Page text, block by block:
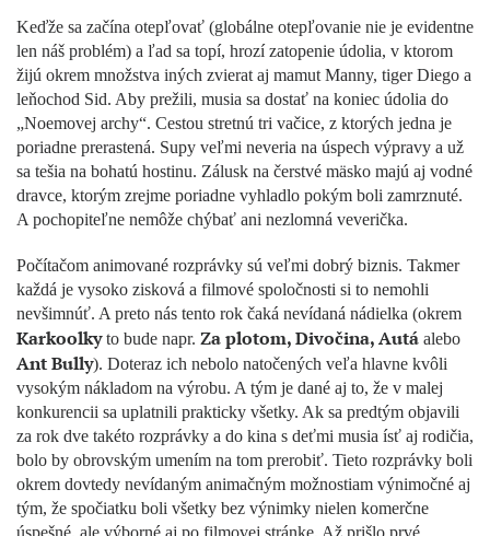
Keďže sa začína otepľovať (globálne otepľovanie nie je evidentne
len náš problém) a ľad sa topí, hrozí zatopenie údolia, v ktorom
žijú okrem množstva iných zvierat aj mamut Manny, tiger Diego a
leňochod Sid. Aby prežili, musia sa dostať na koniec údolia do
„Noemovej archy“. Cestou stretnú tri vačice, z ktorých jedna je
poriadne prerastená. Supy veľmi neveria na úspech výpravy a už
sa tešia na bohatú hostinu. Zálusk na čerstvé mäsko majú aj vodné
dravce, ktorým zrejme poriadne vyhladlo pokým boli zamrznuté.
A pochopiteľne nemôže chýbať ani nezlomná veverička.
Počítačom animované rozprávky sú veľmi dobrý biznis. Takmer
každá je vysoko zisková a filmové spoločnosti si to nemohli
nevšimnúť. A preto nás tento rok čaká nevídaná nádielka (okrem
Karkoolkyto bude napr. Za plotom, Divočina, Autá alebo
Ant Bully). Doteraz ich nebolo natočených veľa hlavne kvôli
vysokým nákladom na výrobu. A tým je dané aj to, že v malej
konkurencii sa uplatnili prakticky všetky. Ak sa predtým objavili
za rok dve takéto rozprávky a do kina s deťmi musia ísť aj rodičia,
bolo by obrovským umením na tom prerobiť. Tieto rozprávky boli
okrem dovtedy nevídaným animačným možnostiam výnimočné aj
tým, že spočiatku boli všetky bez výnimky nielen komerčne
úspešné, ale výborné aj po filmovej stránke. Až prišlo prvé